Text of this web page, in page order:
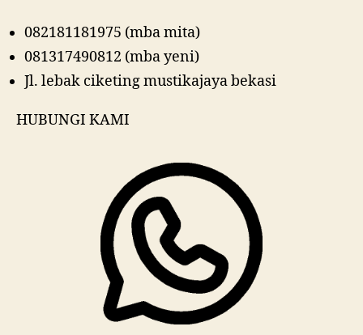
082181181975 (mba mita)
081317490812 (mba yeni)
Jl. lebak ciketing mustikajaya bekasi
HUBUNGI KAMI